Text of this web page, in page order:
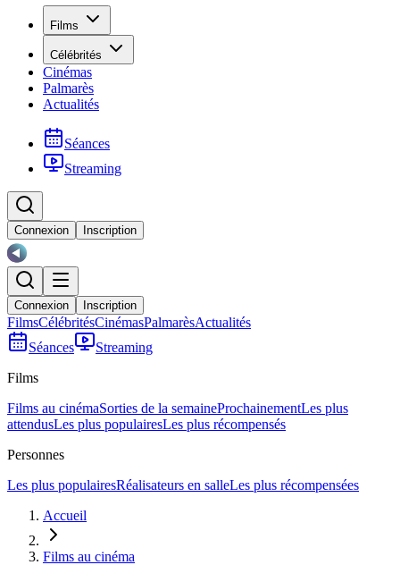
Films
Célébrités
Cinémas
Palmarès
Actualités
Séances
Streaming
Connexion Inscription
Connexion Inscription
FilmsCélébritésCinémasPalmarèsActualités
Séances
Streaming
Films
Films au cinémaSorties de la semaineProchainementLes plus
attendusLes plus populairesLes plus récompensés
Personnes
Les plus populairesRéalisateurs en salleLes plus récompensées
Accueil
Films au cinéma